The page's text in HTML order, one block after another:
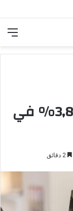
كندا: التضخم يتباطأ إلى 3,8% في